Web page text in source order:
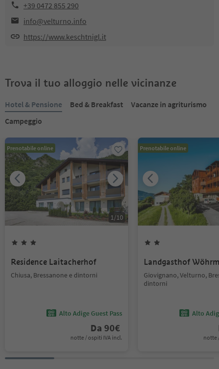
+39 0472 855 290
info@velturno.info
https://www.keschtnigl.it
Trova il tuo alloggio nelle vicinanze
Hotel & Pensione Bed & Breakfast
Vacanze in agriturismo
Campeggio
Prenotabile online
1/10
Residence Laitacherhof
Chiusa, Bressanone e dintorni
Alto Adige Guest Pass
Da 90€
notte / ospiti IVA incl.
Prenotabile online
Landgasthof
Giovignano, Velturno,
dintorni
Alto
notte